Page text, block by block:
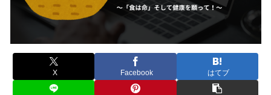
X Facebook はてブ